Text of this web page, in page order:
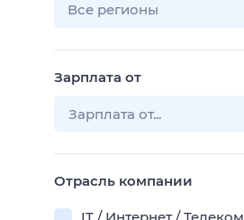
Все регионы
Зарплата от
Отрасль компании